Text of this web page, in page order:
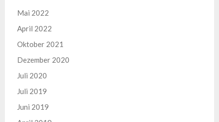
Mai 2022
April 2022
Oktober 2021
Dezember 2020
Juli 2020
Juli 2019
Juni 2019